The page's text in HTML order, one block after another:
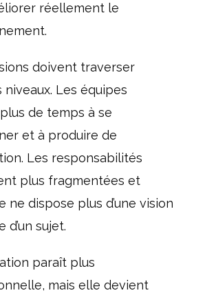
réellement le
doivent traverser
niveaux. Les équipes
de temps à se
et à produire de
Les responsabilités
plus fragmentées et
ne dispose plus d’une vision
d’un sujet.
paraît plus
mais elle devient